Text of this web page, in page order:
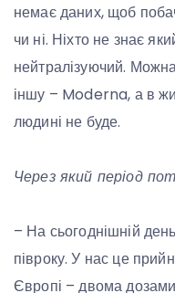
немає даних, щоб
чи ні. Ніхто не знає
нейтралізуючий.
іншу – Moderna, а в
людині не буде.
Через який період
– На сьогоднішній
півроку. У нас це
Європі – двома